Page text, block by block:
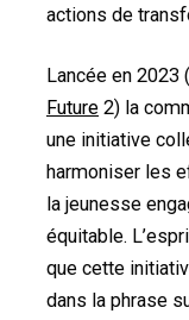
actions de
Lancée en 2023
Future 2) la
une initiative
harmoniser les
la jeunesse
équitable.
que cette
dans la phrase